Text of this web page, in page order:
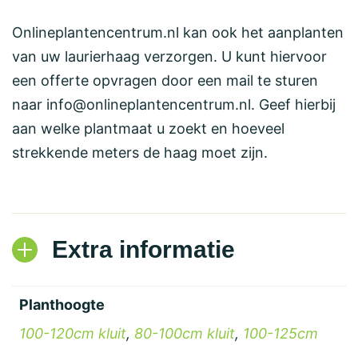
Onlineplantencentrum.nl kan ook het aanplanten
van uw laurierhaag verzorgen. U kunt hiervoor
een offerte opvragen door een mail te sturen
naar info@onlineplantencentrum.nl. Geef hierbij
aan welke plantmaat u zoekt en hoeveel
strekkende meters de haag moet zijn.
Extra informatie
Planthoogte
100-120cm kluit, 80-100cm kluit, 100-125cm